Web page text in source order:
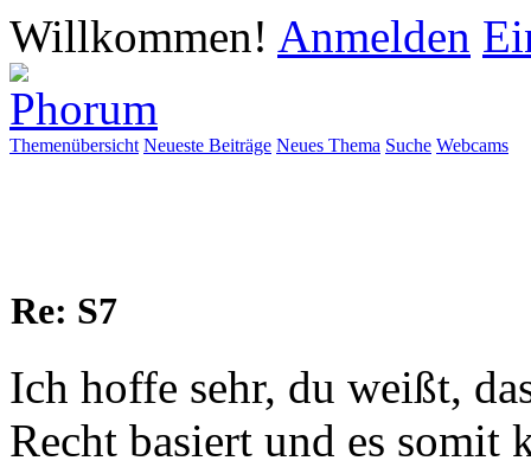
Willkommen! Anmelden
Themenübersicht Neueste Beiträge Neues Thema Suche Webcams
Re: S7
Ich hoffe sehr, du weißt,
Recht basiert und es somit